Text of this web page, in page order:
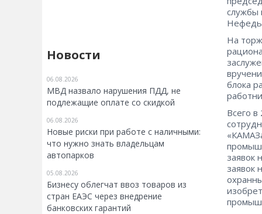
Новости
06.08.2026
МВД назвало нарушения ПДД, не
подлежащие оплате со скидкой
06.08.2026
Новые риски при работе с наличными:
что нужно знать владельцам
автопарков
05.08.2026
Бизнесу облегчат ввоз товаров из
стран ЕАЭС через внедрение
банковских гарантий
службы
На
блока
Всего
заявок
заявок